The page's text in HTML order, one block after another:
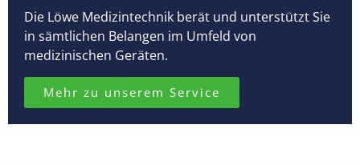
Die Löwe Medizintechnik berät und unterstützt Sie
in sämtlichen Belangen im Umfeld von
medizinischen Geräten.
Mehr zu unserem Service